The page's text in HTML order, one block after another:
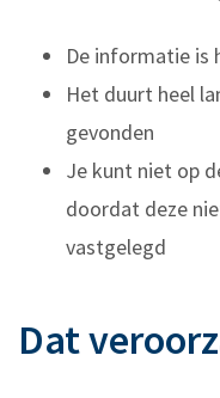
De informatie is
Het duurt heel
gevonden
Je kunt niet op
doordat deze
vastgelegd
Dat